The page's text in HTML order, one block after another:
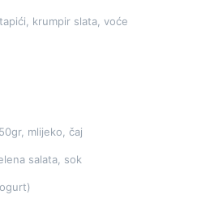
krumpir slata, voće
mlijeko, čaj
salata, sok